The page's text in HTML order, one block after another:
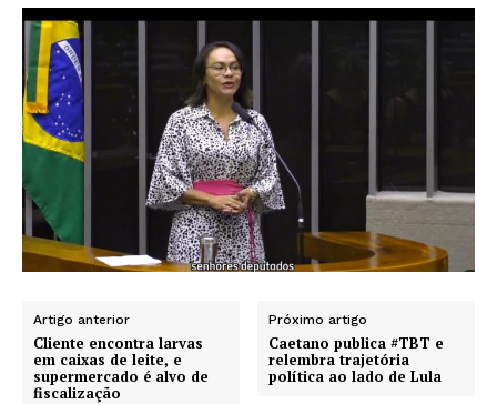
Artigo anterior
Cliente encontra larvas
em caixas de leite, e
supermercado é alvo de
fiscalização
Próximo artigo
Caetano publica #TBT e
relembra trajetória
política ao lado de Lula